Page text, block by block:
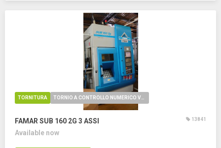
TORNITURA
FAMAR SUB 160 2G 3 ASSI 13841
Available now